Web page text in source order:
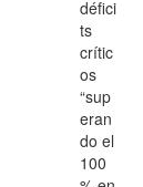
défici
ts
crític
os
“sup
eran
do el
100